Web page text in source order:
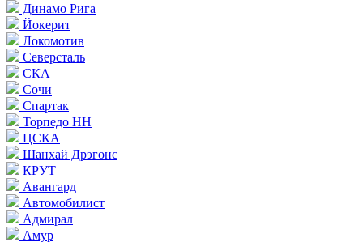
Динамо Рига
Йокерит
Локомотив
Северсталь
СКА
Сочи
Спартак
Торпедо НН
ЦСКА
Шанхай Дрэгонс
КРУТ
Авангард
Автомобилист
Адмирал
Амур